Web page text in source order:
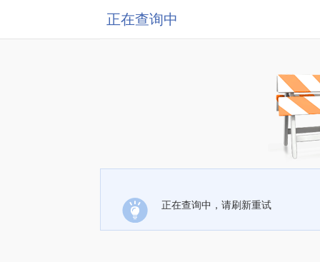
正在查询中
正在查询中，请刷新重试